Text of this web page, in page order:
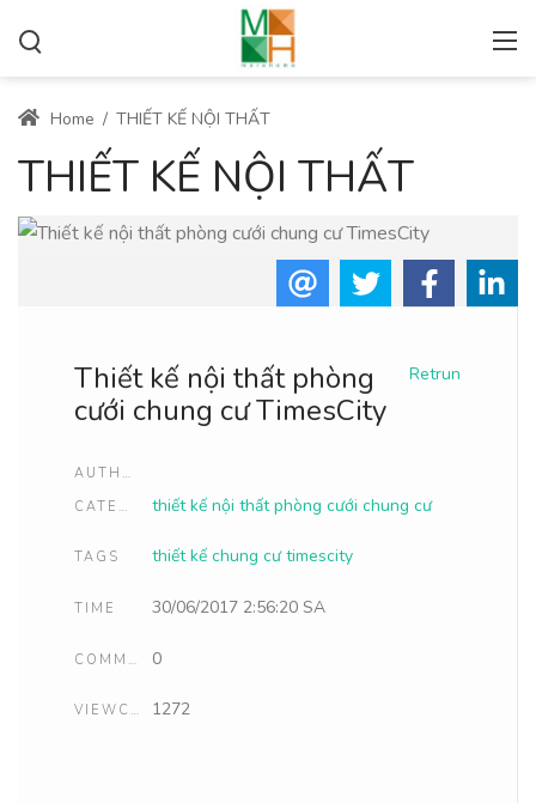
Home / THIẾT KẾ NỘI THẤT
THIẾT KẾ NỘI THẤT
Retrun
Thiết kế nội thất phòng
cưới chung cư TimesCity
AUTHOR
CATEGORIES
thiết kế nội thất phòng cưới chung cư
TAGS thiết kế chung cư timescity
TIME 30/06/2017 2:56:20 SA
COMMENTS 0
VIEWCOUNT 1272